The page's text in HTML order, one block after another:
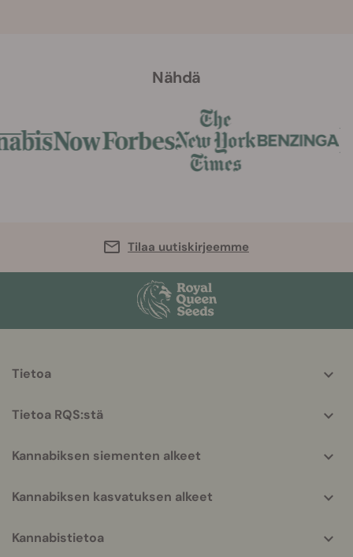
Nähdä
Tilaa uutiskirjeemme
helpful
Tietoa
Tietoa RQS:stä
Kannabiksen siementen alkeet
Kannabiksen kasvatuksen alkeet
Kannabistietoa